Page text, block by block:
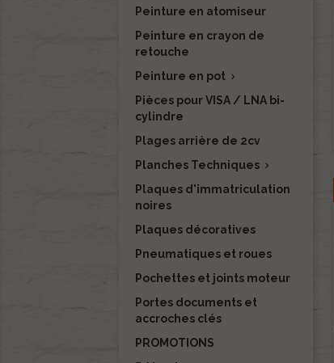
Peinture en atomiseur
Peinture en crayon de
retouche
Peinture en pot 
Pièces pour VISA / LNA bi-
cylindre
Plages arrière de 2cv
Planches Techniques 
Plaques d'immatriculation
noires
Plaques décoratives
Pneumatiques et roues
Pochettes et joints moteur
Portes documents et
accroches clés
PROMOTIONS